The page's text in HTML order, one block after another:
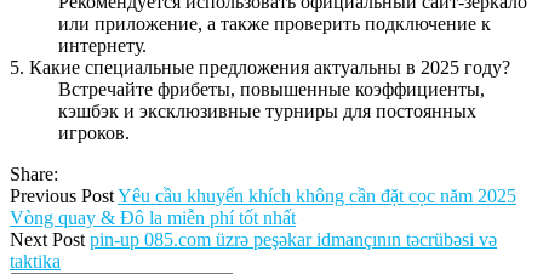
или приложение, а также проверить подключение к
интернету.
5. Какие специальные предложения актуальны в 2025 году?
Встречайте фрибеты, повышенные коэффициенты,
кэшбэк и эксклюзивные турниры для постоянных
игроков.
Share:
Previous PostYêu cầu khuyến khích không cần đặt cọc năm 2025
Vòng quay & Đô la miễn phí tốt nhất
Next Post pin-up 085.com üzrə peşəkar idmançının təcrübəsi və
taktika